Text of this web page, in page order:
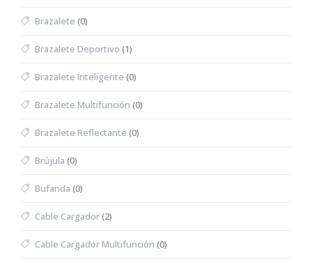
Brazalete (0)
Brazalete Deportivo (1)
Brazalete Inteligente (0)
Brazalete Multifunción (0)
Brazalete Reflectante (0)
Brújula (0)
Bufanda (0)
Cable Cargador(2)
Cable Cargador Multifunción (0)